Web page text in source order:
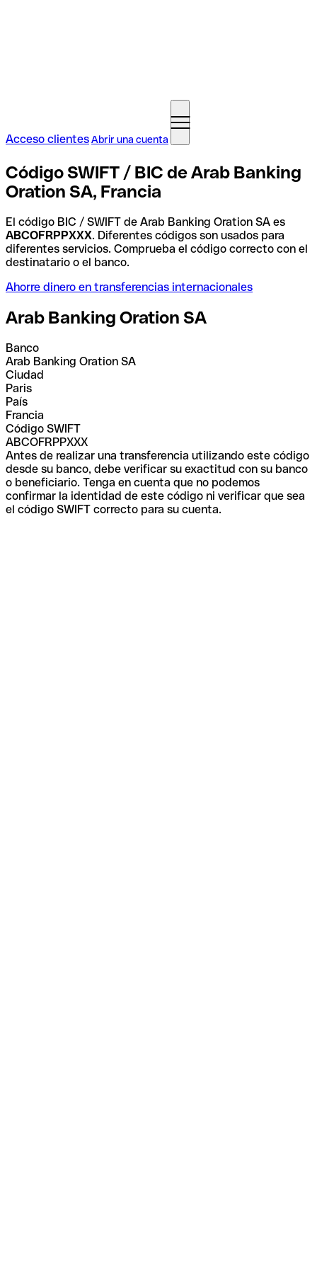
Acceso clientesAbrir una cuenta
Código SWIFT / BIC de Arab Banking
Oration SA, Francia
El código BIC / SWIFT de Arab Banking Oration SA es
ABCOFRPPXXX. Diferentes códigos son usados para
diferentes servicios. Comprueba el código correcto con el
destinatario o el banco.
Ahorre dinero en transferencias internacionales
Arab Banking Oration SA
Banco
Arab Banking Oration SA
Ciudad
Paris
País
Francia
Código SWIFT
ABCOFRPPXXX
Antes de realizar una transferencia utilizando este código
desde su banco, debe verificar su exactitud con su banco
o beneficiario. Tenga en cuenta que no podemos
confirmar la identidad de este código ni verificar que sea
el código SWIFT correcto para su cuenta.